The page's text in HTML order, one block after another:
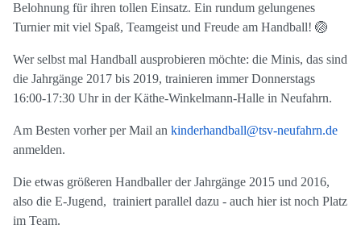
Belohnung für ihren tollen Einsatz. Ein rundum gelungenes
Turnier mit viel Spaß, Teamgeist und Freude am Handball! 🏐
Wer selbst mal Handball ausprobieren möchte: die Minis, das sind
die Jahrgänge 2017 bis 2019, trainieren immer Donnerstags
16:00-17:30 Uhr in der Käthe-Winkelmann-Halle in Neufahrn.
Am Besten vorher per Mail an kinderhandball@tsv-neufahrn.de
anmelden.
Die etwas größeren Handballer der Jahrgänge 2015 und 2016,
also die E-Jugend, trainiert parallel dazu - auch hier ist noch Platz
im Team.